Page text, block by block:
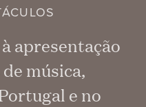
apresentação
música,
e no